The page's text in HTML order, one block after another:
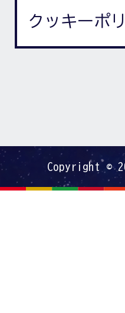
クッキーポ
Copyright ©